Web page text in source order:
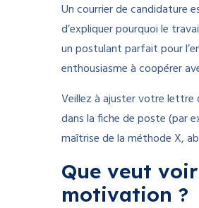
Un courrier de candidature
d’expliquer pourquoi le
un postulant parfait pour
enthousiasme à coopérer
Veillez à ajuster votre lettre
dans la fiche de poste (par
maîtrise de la méthode X,
Que veut
motivation ?